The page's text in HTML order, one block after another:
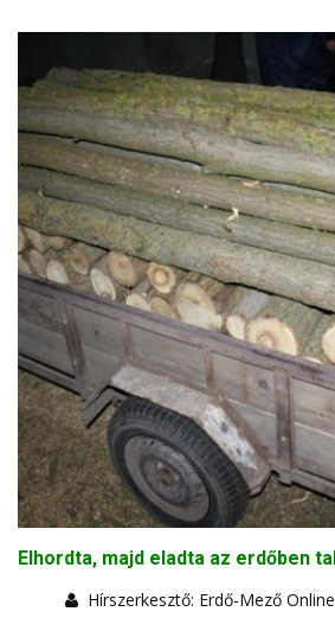
Elhordta, majd eladta az erdőben
Hírszerkesztő: Erdő-Mező Online